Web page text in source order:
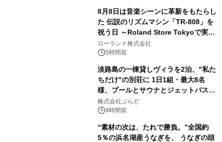
8月8日は音楽シーンに革新をもたらし
た 伝説のリズムマシン「TR-808」を
祝う日 ～Roland Store Tokyoで実機
を展示しての 記念キャンペーンを開
催 英国ラジオ「NTS」の 特別プログ
アーティストを フィーチャーしたアニ
メーションを公開～
ローランド株式会社
5時間前
淡路島の一棟貸しヴィラを2泊、"私た
ちだけ"の別荘に 1日1組・最大8名
様、プールとサウナとジェットバス付
きで Villa Mon Temps AWAJIの連泊
素泊りプラン
株式会社ぷらど
4時間前
“素材の次は、たれで勝負。”全国約
5％の浜名湖産うなぎを、 うなぎの頭